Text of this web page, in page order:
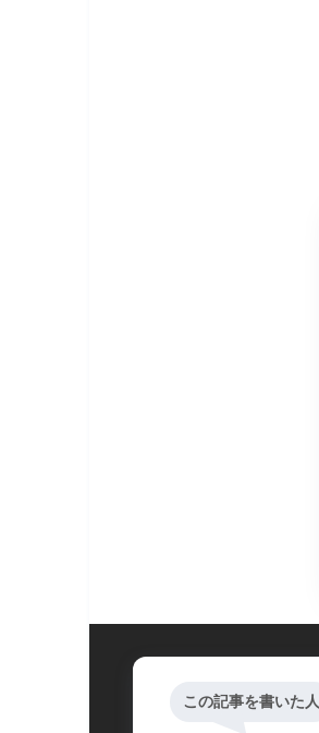
この記事を書いた人